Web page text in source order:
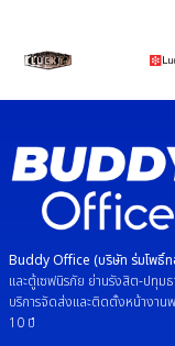
Buddy Office (บริษัท ร่มโพธิ์
และตู้เซฟนิรภัย ย่านรังสิต-ปทุม
บริการจัดส่งและติดตั้งหน้างาน
10 ปี